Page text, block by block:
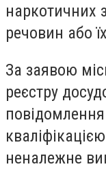
наркотичних
речовин або
За заявою
реєстру
неналежне